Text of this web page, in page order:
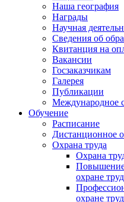
Наша география
Награды
Научная
Сведения об
Квитанция на
Вакансии
Госзаказчикам
Галерея
Публикации
Международное
Обучение
Расписание
Дистанционное
Охрана труда
Охрана
Повышение
охране
охране